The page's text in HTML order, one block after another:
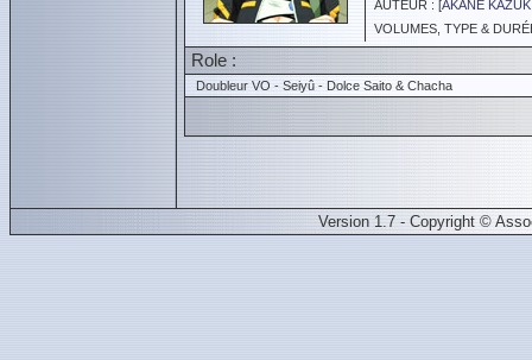
AUTEUR : [AKANE
VOLUMES, TYPE &
Role :
Doubleur VO - Seiyû - Dolce Saito & Chacha
Version 1.7 - Copyright ©